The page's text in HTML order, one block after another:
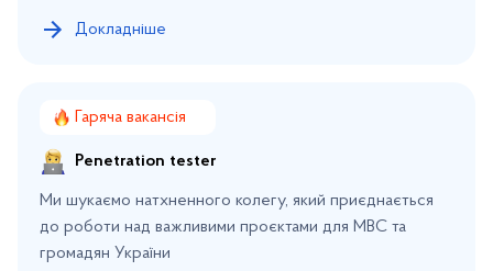
Докладніше
Гаряча вакансія
Penetration tester
Ми шукаємо натхненного колегу, який приєднається
до роботи над важливими проєктами для МВС та
громадян України